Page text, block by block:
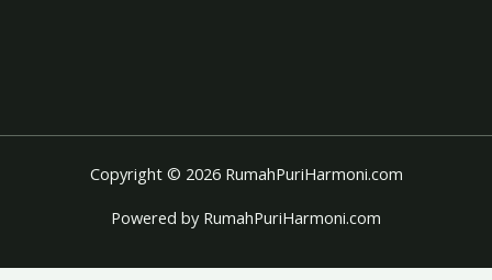
Copyright © 2026 RumahPuriHarmoni.com
Powered by RumahPuriHarmoni.com